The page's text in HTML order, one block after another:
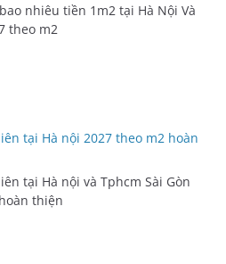
nhiêu tiền 1m2 tại Hà Nội Và
theo m2
tại Hà nội 2027 theo m2 hoàn
tại Hà nội và Tphcm Sài Gòn
thiện